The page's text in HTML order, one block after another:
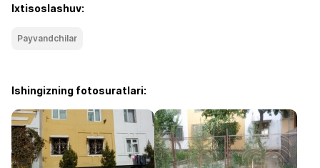
Ixtisoslashuv:
Payvandchilar
Ishingizning fotosuratlari: